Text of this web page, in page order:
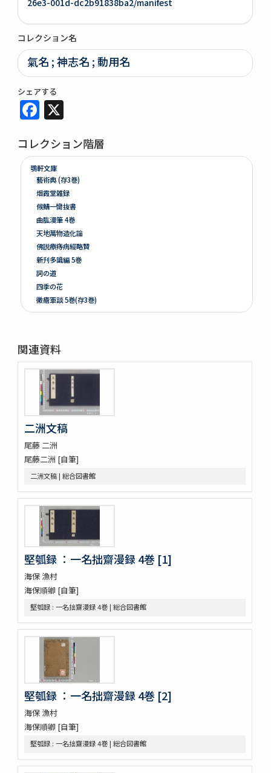
コレクション名
氣名 ; 神志名 ; 動用名
シェアする
Facebook
コレクション階層
鶚軒文庫
藝術典 (存3巻)
烟霞堂雑録
候鯖一臠抜書
曲肱漫筆 4巻
天地萬物造化論
佛説療痔病經略贊
新刋多識編 5巻
詞の道
四季の花
黴瘡軍談 5巻(存3巻)
煮藥漫抄 2巻
北女閭起原 3巻
さんてう記ときのたいこ
さんてう記ときのたいこ
疱瘡絵
繪本子供あそひ
有馬山温泉由来 . 下野國安蘇郡赤岩庚申山記
伊香保志
野州鹽原温泉真圖
下野國塩谷郡塩原温泉之圖
江戸三芝居并新吉原由緒書
周憲王救荒本草 14巻
本草綱目序註
本艸序例
順抄伊呂波寄
新添脩治纂要 5巻
本草和名抜書
本草和名字類
就正大和本艸抜萃
太平和劑圖經本草藥性緫論
蘭法口傳明細書
醫史 10巻
日記
日記
醫藏目録 1巻疹子心法1巻
鶚軒文庫藏書目録 : 醫書部
牛渚漫録續
經傳醫話
関連資料
二洲文稿
尾藤 二洲
尾藤二洲 [自筆]
二洲文稿 | 総合図書館
堅瓠録 ：一名拙齋漫録 4巻 [1]
海保 漁村
海保順卿 [自筆]
堅瓠録 : 一名拙齋漫録 4巻 | 総合図書館
堅瓠録 ：一名拙齋漫録 4巻 [2]
海保 漁村
海保順卿 [自筆]
堅瓠録 : 一名拙齋漫録 4巻 | 総合図書館